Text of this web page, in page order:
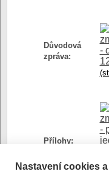
Důvodová
zpráva:
-
Přílohy:
-
Nastavení cookies